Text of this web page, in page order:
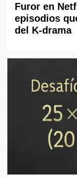
Furor en
episodios
del K-drama